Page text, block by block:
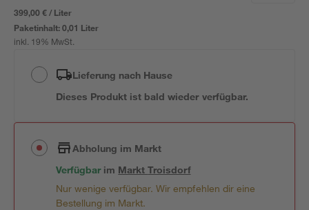
399,00 € / Liter
Paketinhalt:0,01 Liter
inkl. 19% MwSt.
Lieferung nach Hause
Dieses Produkt ist bald wieder verfügbar.
Abholung im Markt
Verfügbar im MarktTroisdorf
Nur wenige verfügbar. Wir empfehlen dir eine
Bestellung im Markt.